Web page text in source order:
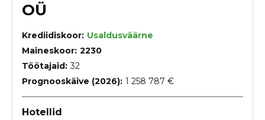
OÜ
Krediidiskoor: Usaldusväärne
Maineskoor: 2230
Töötajaid: 32
Prognooskäive (2026): 1 258 787 €
Hotellid